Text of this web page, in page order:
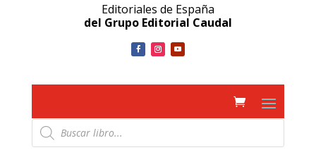
Editoriales de España
del Grupo Editorial Caudal
Búsqueda
de
productos